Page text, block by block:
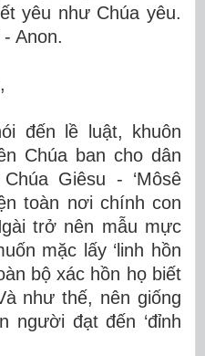
yêu như Chúa yêu.
Anon.
đến lề luật, khuôn
Chúa ban cho dân
Giêsu - ‘Môsê
toàn nơi chính con
trở nên mẫu mực
mặc lấy ‘linh hồn
bộ xác hồn họ biết
như thế, nên giống
người đạt đến ‘đỉnh